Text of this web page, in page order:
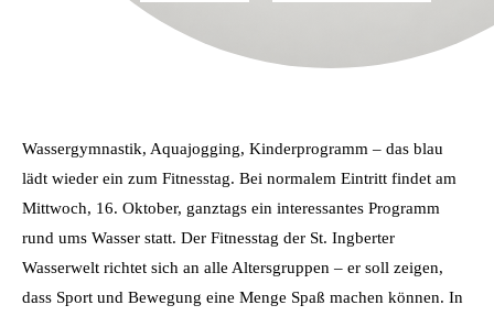
Wassergymnastik, Aquajogging, Kinderprogramm – das blau
lädt wieder ein zum Fitnesstag. Bei normalem Eintritt findet am
Mittwoch, 16. Oktober, ganztags ein interessantes Programm
rund ums Wasser statt. Der Fitnesstag der St. Ingberter
Wasserwelt richtet sich an alle Altersgruppen – er soll zeigen,
dass Sport und Bewegung eine Menge Spaß machen können. In